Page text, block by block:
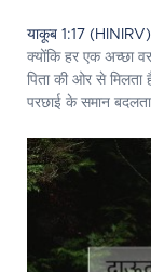
याकूब 1:17
क्योंकि हर एक अच्छा
पिता की ओर से मिलता
परछाई के समान